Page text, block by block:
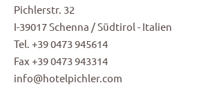
Pichlerstr. 32
I-39017 Schenna / Südtirol - Italien
Tel. +39 0473 945614
Fax +39 0473 943314
info@hotelpichler.com